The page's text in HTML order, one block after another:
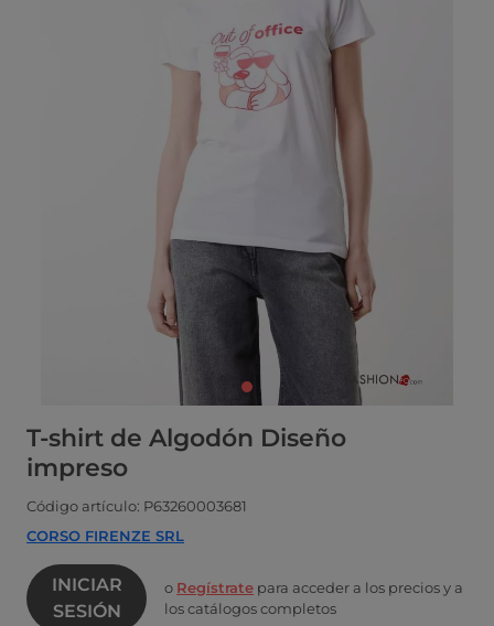
T-shirt de Algodón Diseño
impreso
Código artículo: P63260003681
CORSO FIRENZE SRL
INICIAR
SESIÓN
o Regístrate para acceder a los precios y a
los catálogos completos